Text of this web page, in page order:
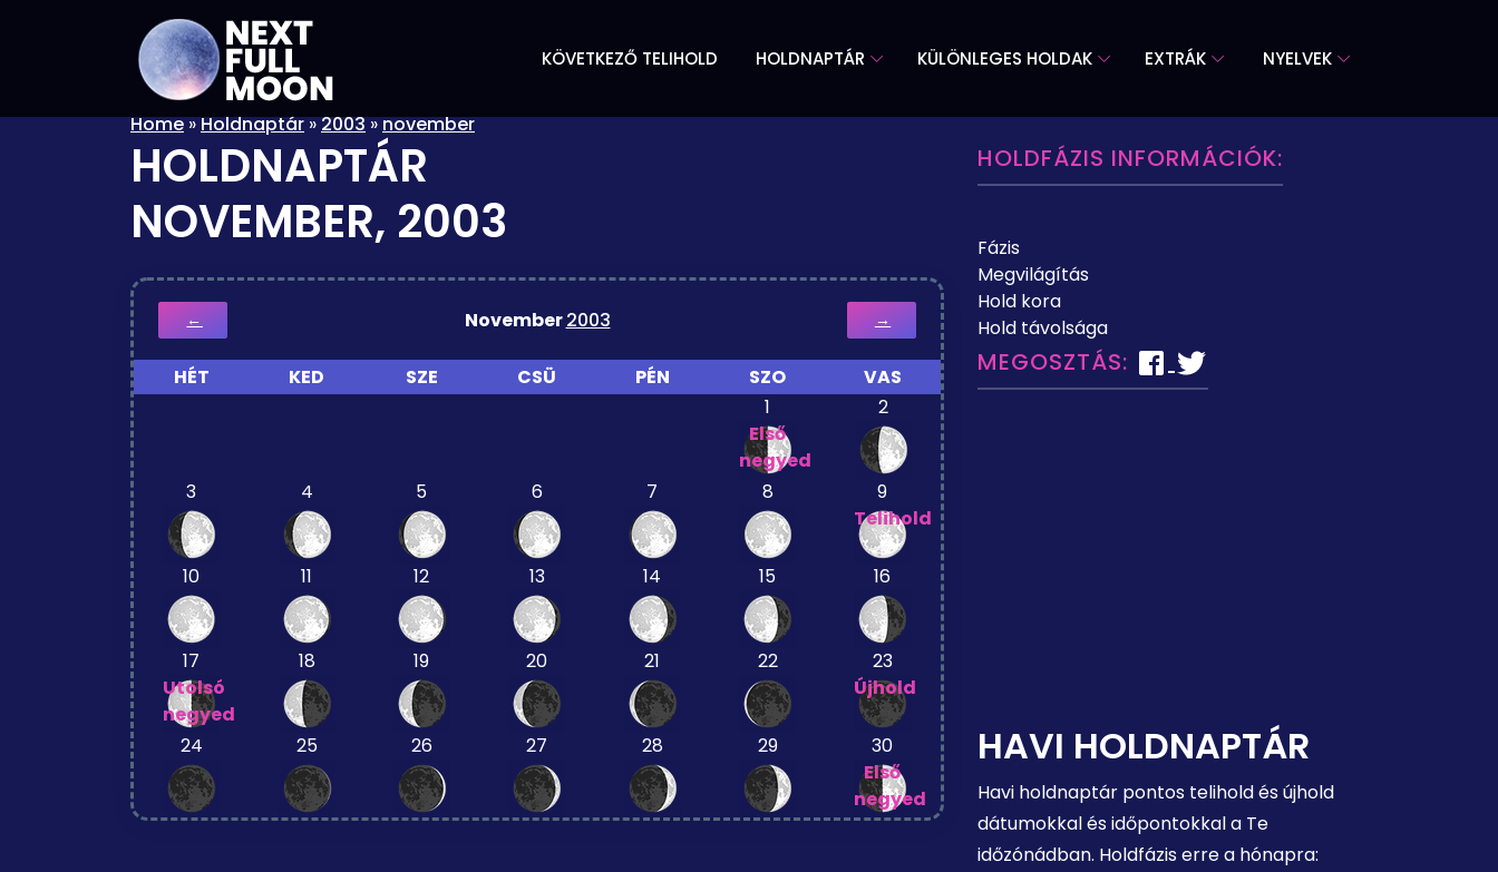
KÖVETKEZŐ TELIHOLD HOLDNAPTÁR KÜLÖNLEGES HOLDAK EXTRÁK NYELVEK
Home»Holdnaptár»2003»november
HOLDNAPTÁR
NOVEMBER, 2003
← November2003 →
HÉT KED SZE CSÜ PÉN SZO
VAS
1
Első
negyed
2
3 4 5 6 7 8
9
Telihold
10 11 12 13 14 15 16
17
Utolsó
negyed
18 19 20 21 22
23
Újhold
24 25 26 27 28 29
30
Első
negyed
HOLDFÁZIS INFORMÁCIÓK:
Fázis
Megvilágítás
Hold kora
Hold távolsága
MEGOSZTÁS:
HAVI HOLDNAPTÁR
Havi holdnaptár pontos telihold és újhold
dátumokkal és időpontokkal a Te
időzónádban. Holdfázis erre a hónapra: